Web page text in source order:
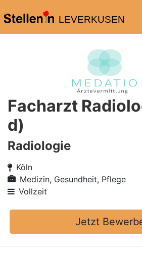
LEVERKUSEN
Facharzt
d)
Radiologie
Köln
Medizin, Gesundheit, Pflege
Vollzeit
Jetzt